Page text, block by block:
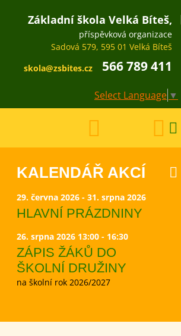
Základní škola Velká Bíteš,
příspěvková organizace
Sadová 579, 595 01 Velká Bíteš
skola@zsbites.cz
566 789 411
Select Language ▼
KALENDÁŘ AKCÍ
29. června 2026 - 31. srpna 2026
HLAVNÍ PRÁZDNINY
26. srpna 2026 13:00 - 16:30
ZÁPIS ŽÁKŮ DO
ŠKOLNÍ DRUŽINY
na školní rok 2026/2027